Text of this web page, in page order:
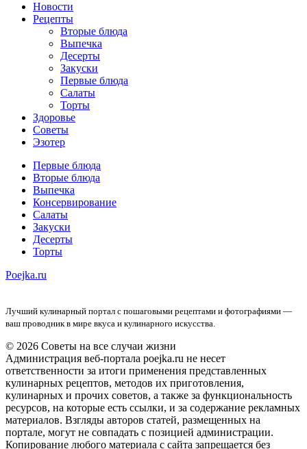
Новости
Рецепты
Вторые блюда
Выпечка
Десерты
Закуски
Первые блюда
Салаты
Торты
Здоровье
Советы
Эзотер
Первые блюда
Вторые блюда
Выпечка
Консервирование
Салаты
Закуски
Десерты
Торты
Poejka.ru
Лучший кулинарный портал с пошаговыми рецептами и фотографиями —
ваш проводник в мире вкуса и кулинарного искусства.
© 2026 Советы на все случаи жизни
Администрация веб-портала poejka.ru не несет
ответственности за итоги применения представленных
кулинарных рецептов, методов их приготовления,
кулинарных и прочих советов, а также за функциональность
ресурсов, на которые есть ссылки, и за содержание рекламных
материалов. Взгляды авторов статей, размещенных на
портале, могут не совпадать с позицией администрации.
Копирование любого материала с сайта запрещается без